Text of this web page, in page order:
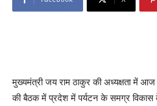
मुख्यमंत्री जय राम ठाकुर की अध्यक्षता में आज
की बैठक में प्रदेश में पर्यटन के समग्र विकास